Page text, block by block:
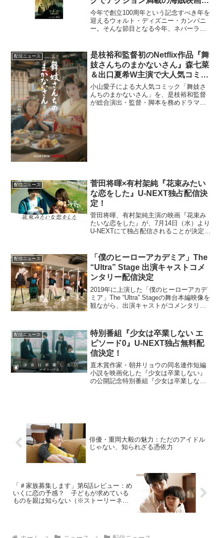
選
今年で創立100周年という記念すべき年を
迎えるウォルト・ディズニー・カンパニ
ー。そんな節目となる今年、ネバーラン
ディズニープラスにて独占配信される。
ピーター・パン...
配信ニュース
是枝裕和監督初のNetflix作品『舞
妓さんちのまかないさん』森七菜
＆出口夏希W主演で大人気コミッ
クをドラマ化
小山愛子による大人気コミック「舞妓さ
んちのまかないさん」を、是枝裕和監督
が総合演出・監督・脚本を務めドラマ
配信ニュース
菅田将暉×有村架純『花束みたい
な恋をした』U-NEXT独占配信決
定！
菅田将暉、有村架純主演の映画『花束み
たいな恋をした』が、7月14日（水）より
U-NEXTにて独占配信されることが決定
で終電を逃し偶然出会った大学生の男女
ふたりの忘れられ...
配信ニュース
「僕のヒーローアカデミア」The
“Ultra” Stage 出演キャストコメ
ンタリー配信決定
2019年に上演した「僕のヒーローアカデ
ミア」The “Ultra” Stageの舞台本編映像を
観ながら、出演キャストがコメンタリー
アターコンプレ...
配信ニュース
特別番組『少女は卒業しない エ
ピソード0』U-NEXT独占無料配
信決定！
直木賞作家・朝井リョウの同名連作短編
小説を映画化した『少女は卒業しない』
の公開記念特別番組『少女は卒業しない
俳優・重岡大毅の魅力：ただのアイドル
じゃない、知られざる憑依力
「＃家族募集します」第6話レビュー：め
いくに恋の予感？ 子どもが求めている
ものを親は知らない（※ストーリーネタ